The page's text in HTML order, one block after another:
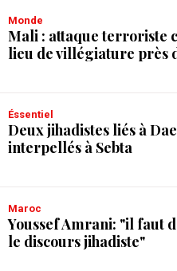
Monde
Mali : attaque terroriste
lieu de villégiature près
Éssentiel
Deux jihadistes liés à
interpellés à Sebta
Maroc
Youssef Amrani: "il faut
le discours jihadiste"